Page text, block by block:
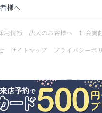
様へ
用情報 法人のお客様へ
社会貢
サイトマップ プライバシーポ
カーテンじゅうたん王国 All Rights